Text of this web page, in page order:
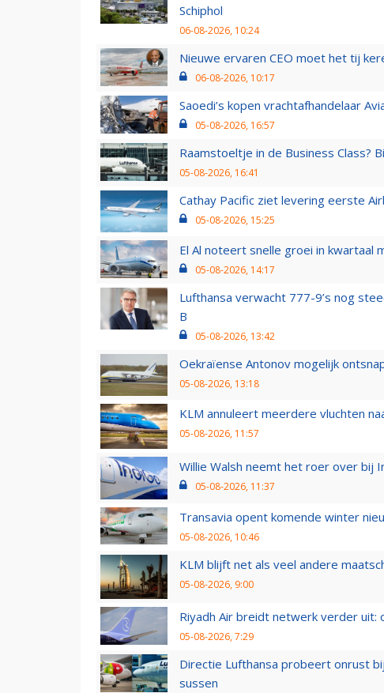
Schiphol
06-08-2026, 10:24
Nieuwe ervaren CEO moet het tij
06-08-2026, 10:17
Saoedi’s kopen vrachtafhandelaar
05-08-2026, 16:57
Raamstoeltje in de Business Class?
05-08-2026, 16:41
Cathay Pacific ziet levering eerste
05-08-2026, 15:25
El Al noteert snelle groei in kwartaal
05-08-2026, 14:17
Lufthansa verwacht 777-9’s nog
B
05-08-2026, 13:42
Oekraïense Antonov mogelijk
05-08-2026, 13:18
KLM annuleert meerdere vluchten
05-08-2026, 11:57
Willie Walsh neemt het roer over bij
05-08-2026, 11:37
Transavia opent komende winter
05-08-2026, 10:46
KLM blijft net als veel andere
05-08-2026, 9:00
Riyadh Air breidt netwerk verder uit:
05-08-2026, 7:29
Directie Lufthansa probeert onrust
sussen